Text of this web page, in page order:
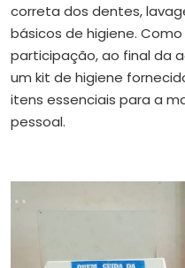
correta dos dentes,
básicos de higiene.
participação, ao final da
um kit de higiene
itens essenciais para a
pessoal.